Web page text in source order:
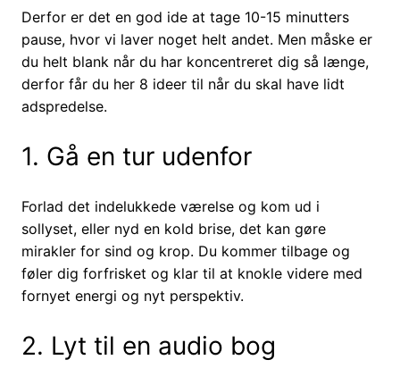
Derfor er det en god ide at tage 10-15 minutters
pause, hvor vi laver noget helt andet. Men måske er
du helt blank når du har koncentreret dig så længe,
derfor får du her 8 ideer til når du skal have lidt
adspredelse.
1. Gå en tur udenfor
Forlad det indelukkede værelse og kom ud i
sollyset, eller nyd en kold brise, det kan gøre
mirakler for sind og krop. Du kommer tilbage og
føler dig forfrisket og klar til at knokle videre med
fornyet energi og nyt perspektiv.
2. Lyt til en audio bog